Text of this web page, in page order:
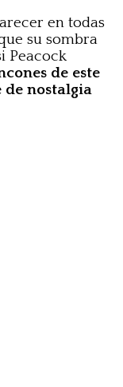
en todas
su sombra
Peacock
de este
nostalgia